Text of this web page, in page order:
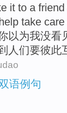
it to a friend
take care
以为我没看
人们要彼此
语例句